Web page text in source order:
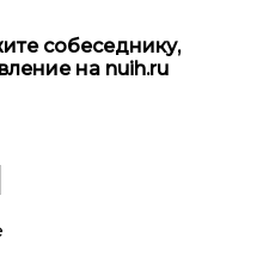
собеседнику,
на nuih.ru